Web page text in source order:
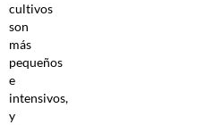
cultivos
son
más
pequeños
e
intensivos,
y